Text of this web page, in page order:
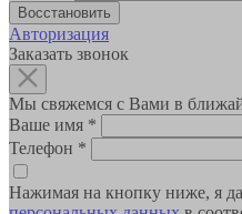
Авторизация
Заказать звонок
Мы свяжемся с Вами в
Ваше имя *
Телефон *
Нажимая на кнопку ниже, я